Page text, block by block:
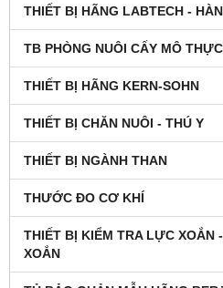
THIẾT BỊ HÃNG LABTECH -
TB PHÒNG NUÔI CẤY MÔ
THIẾT BỊ HÃNG KERN-SOHN
THIẾT BỊ CHĂN NUÔI - THÚ Y
THIẾT BỊ NGÀNH THAN
THƯỚC ĐO CƠ KHÍ
THIẾT BỊ KIỂM TRA LỰC XOẮN
XOẮN